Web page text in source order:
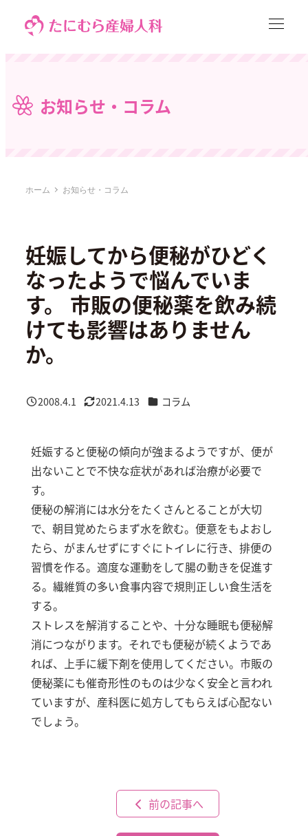
ン
テ
お知らせ・コラム
ホーム お知らせ・コラム
妊娠してから便秘がひどく
なったようで悩んでいま
す。 市販の便秘薬を飲み続
けても影響はありません
か。
投稿日
2008.4.1
更新日
2021.4.13 カテゴリー
コラム
妊娠すると便秘の傾向が強まるようですが、便が
出ないことで不快な症状があれば治療が必要で
す。
便秘の解消には水分をたくさんとることが大切
で、朝目覚めたらまず水を飲む。便意をもよおし
たら、がまんせずにすぐにトイレに行き、排便の
習慣を作る。適度な運動をして腸の動きを促進す
る。繊維質の多い食事内容で規則正しい食生活を
する。
ストレスを解消することや、十分な睡眠も便秘解
消につながります。それでも便秘が続くようであ
れば、上手に緩下剤を使用してください。市販の
便秘薬にも催奇形性のものは少なく安全と言われ
ていますが、産科医に処方してもらえば心配ない
でしょう。
前の記事へ